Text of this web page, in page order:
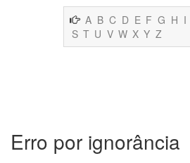
A B C D E F G H I
S T U V W X Y Z
Erro por ignorância